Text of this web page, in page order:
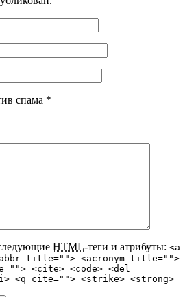
спама *
HTML-теги и атрибуты: <a
title=""> <acronym title="">
<cite> <code> <del
<q cite=""> <strike> <strong>